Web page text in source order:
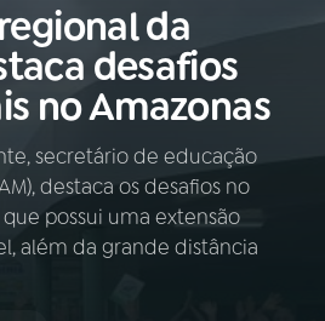
Buscar
AO VIVO
da
desafios
no Amazonas
secretário de educação
destaca os desafios no
possui uma extensão
além da grande distância